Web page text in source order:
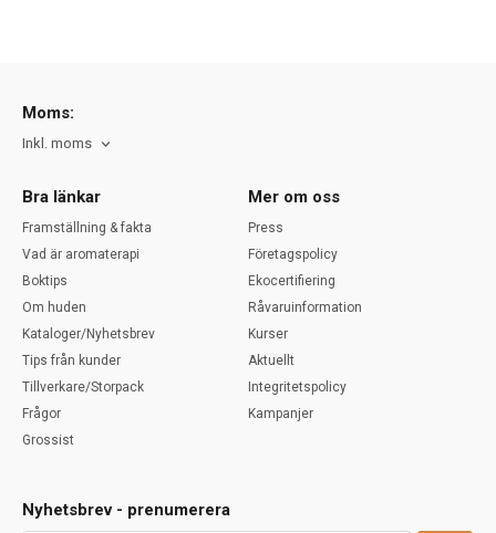
Moms:
Inkl. moms
Bra länkar
Framställning & fakta
Vad är aromaterapi
Boktips
Om huden
Kataloger/Nyhetsbrev
Tips från kunder
Tillverkare/Storpack
Frågor
Grossist
Mer om oss
Press
Företagspolicy
Ekocertifiering
Råvaruinformation
Kurser
Aktuellt
Integritetspolicy
Kampanjer
Nyhetsbrev - prenumerera